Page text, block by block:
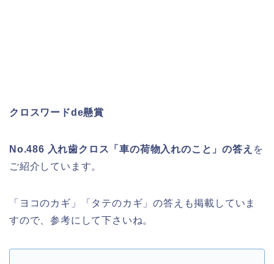
クロスワードde懸賞
No.486 入れ歯クロス「車の荷物入れのこと」の答え を
ご紹介しています。
「ヨコのカギ」「タテのカギ」の答えも掲載していま
すので、参考にして下さいね。